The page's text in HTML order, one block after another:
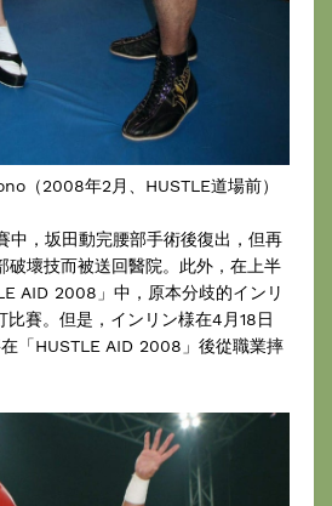
（2008年2月、HUSTLE道場前）
中，坂田動完腰部手術後復出，但再
破壞技而被送回醫院。此外，在上半
AID 2008」中，原本分歧的インリ
比賽。但是，インリン様在4月18日
「HUSTLE AID 2008」後從職業摔